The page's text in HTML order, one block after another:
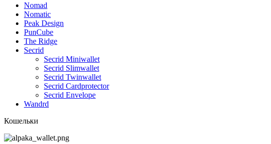
Nomad
Nomatic
Peak Design
PunCube
The Ridge
Secrid
Secrid Miniwallet
Secrid Slimwallet
Secrid Twinwallet
Secrid Cardprotector
Secrid Envelope
Wandrd
Кошельки